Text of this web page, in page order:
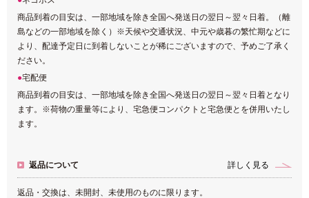
商品到着の目安は、一部地域を除き全国へ発送日の翌日～翌々日着。（離
島などの一部地域を除く）※天候や交通状況、中元や歳暮の繁忙期などに
より、配達予定日に到着しないことが稀にございますので、予めご了承く
ださい。
宅配便
商品到着の目安は、一部地域を除き全国へ発送日の翌日～翌々日着となり
ます。※荷物の重量等により、宅急便コンパクトと宅急便とを併用いたし
ます。
返品について 詳しく見る
返品・交換は、未開封、未使用のものに限ります。